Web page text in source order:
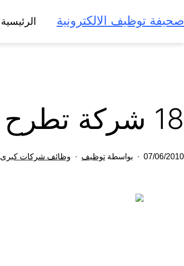
إلى
المحتوى
صحيفة توظيف الالكترونية الرئيسية
18 شركة تطرح 200 وظفية لخريجي فرع الشرقية
تم
07/06/2010 بواسطة توظيف وظائف شركات كبرى